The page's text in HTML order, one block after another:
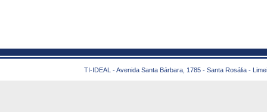
TI-IDEAL - Avenida Santa Bárbara, 1785 - Santa Rosália -